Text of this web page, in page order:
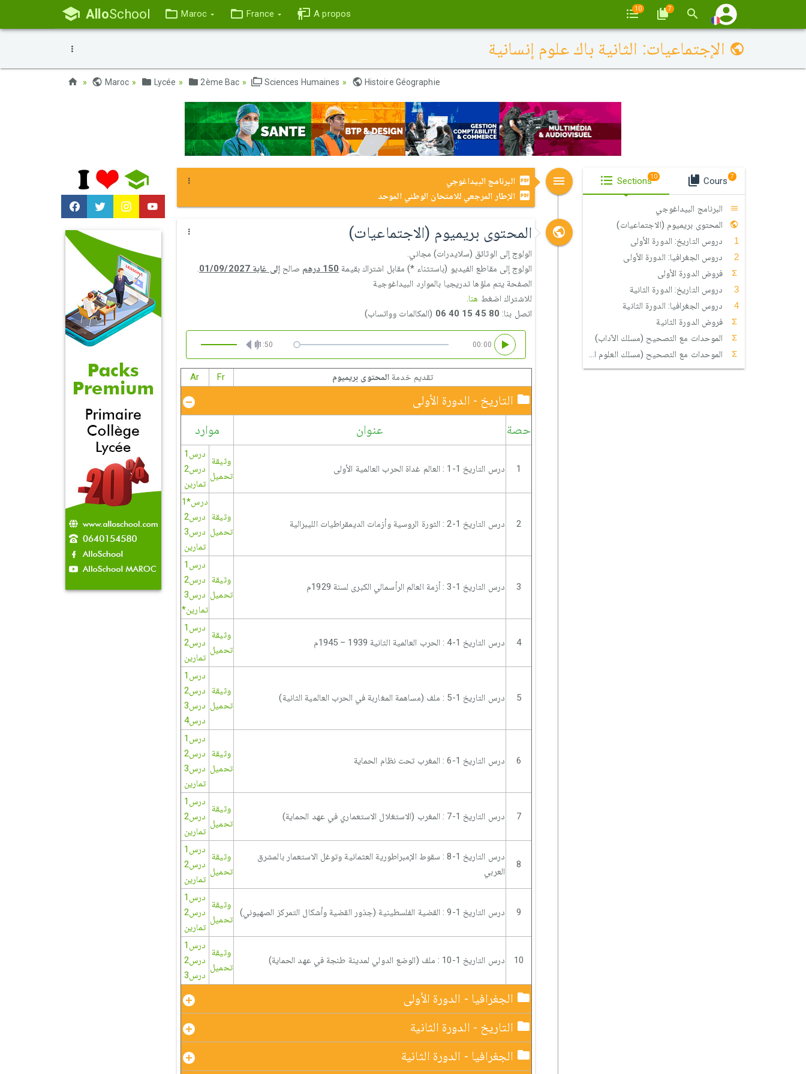
AlloSchool Maroc France A propos 10 7
الإجتماعيات: الثانية باك علوم إنسانية
Maroc Lycée 2ème Bac Sciences Humaines Histoire Géographie
البرنامج البيداغوجي
الإطار المرجعي للامتحان الوطني الموحد
المحتوى بريميوم (الاجتماعيات)
الولوج إلى الوثائق (سلايدرات) مجاني.
الولوج إلى مقاطع الفيديو (باستثناء *) مقابل اشتراك بقيمة 150 درهم صالحإلى غاية 01/09/2027
.
الصفحة يتم ملؤها تدريجيا بالموارد البيداغوجية
للاشتراك اضغط هنا.
اتصل بنا: 80 45 15 40 06 (المكالمات وواتساب)
00:00
01:50
تقديم خدمة المحتوى بريميوم Fr
Ar
التاريخ - الدورة الأولى
حصة عنوان موارد
1 درس التاريخ 1-1 : العالم غداة الحرب العالمية الأولى
وثيقة
تحميل
درس1
درس2
تمارين
2 درس التاريخ 1-2 : الثورة الروسية وأزمات الديمقراطيات الليبرالية
وثيقة
تحميل
درس*1
درس2
درس3
تمارين
3 درس التاريخ 1-3 : أزمة العالم الرأسمالي الكبرى لسنة 1929م
وثيقة
تحميل
درس1
درس2
درس3
تمارين*
4 درس التاريخ 1-4 : الحرب العالمية الثانية 1939 – 1945م
وثيقة
تحميل
درس1
درس2
تمارين
5 درس التاريخ 1-5 : ملف (مساهمة المغاربة في الحرب العالمية الثانية)
وثيقة
تحميل
درس1
درس2
درس3
درس4
6 درس التاريخ 1-6 : المغرب تحت نظام الحماية
وثيقة
تحميل
درس1
درس2
درس3
تمارين
7 درس التاريخ 1-7 : المغرب (الاستغلال الاستعماري في عهد الحماية)
وثيقة
تحميل
درس1
درس2
تمارين
8
درس التاريخ 1-8 : سقوط الإمبراطورية العثمانية وتوغل الاستعمار بالمشرق
العربي
وثيقة
تحميل
درس1
درس2
تمارين
9 درس التاريخ 1-9 : القضية الفلسطينية (جذور القضية وأشكال التمركز الصهيوني)
وثيقة
تحميل
درس1
درس2
تمارين
10 درس التاريخ 1-10 : ملف (الوضع الدولي لمدينة طنجة في عهد الحماية)
وثيقة
تحميل
درس1
درس2
درس3
الجغرافيا - الدورة الأولى
التاريخ - الدورة الثانية
الجغرافيا - الدورة الثانية
Sections10 Cours 7
البرنامج البيداغوجي
المحتوى بريميوم (الاجتماعيات)
دروس التاريخ: الدورة الأولى
دروس الجغرافيا: الدورة الأولى
فروض الدورة الأولى
دروس التاريخ: الدورة الثانية
دروس الجغرافيا: الدورة الثانية
فروض الدورة الثانية
الموحدات مع التصحيح (مسلك الآداب)
الموحدات مع التصحيح (مسلك العلوم الإنسانية)